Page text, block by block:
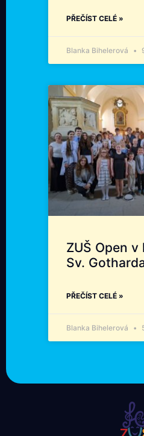
PŘEČÍST CELÉ »
Blanka Bihelerová
ZUŠ Open v
Sv.
PŘEČÍST CELÉ »
Blanka Bihelerová